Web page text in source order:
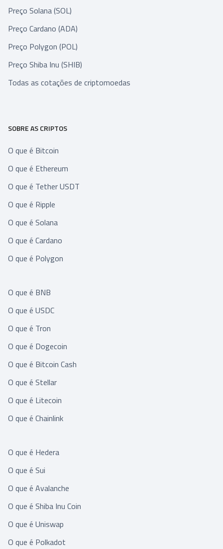
Preço Solana (SOL)
Preço Cardano (ADA)
Preço Polygon (POL)
Preço Shiba Inu (SHIB)
Todas as cotações de criptomoedas
SOBRE AS CRIPTOS
O que é Bitcoin
O que é Ethereum
O que é Tether USDT
O que é Ripple
O que é Solana
O que é Cardano
O que é Polygon
O que é BNB
O que é USDC
O que é Tron
O que é Dogecoin
O que é Bitcoin Cash
O que é Stellar
O que é Litecoin
O que é Chainlink
O que é Hedera
O que é Sui
O que é Avalanche
O que é Shiba Inu Coin
O que é Uniswap
O que é Polkadot